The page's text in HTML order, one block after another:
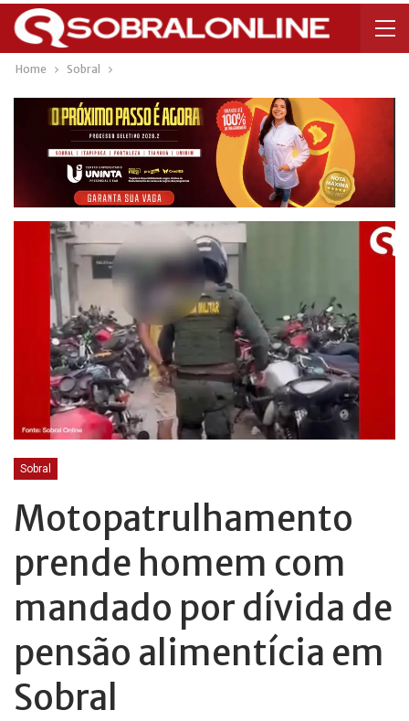
Home Sobral
Sobral
Motopatrulhamento
prende homem com
mandado por dívida de
pensão alimentícia em
Sobral